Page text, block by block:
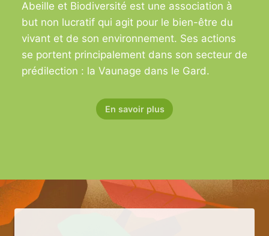
Abeille et Biodiversité est une association à
but non lucratif qui agit pour le bien-être du
vivant et de son environnement. Ses actions
se portent principalement dans son secteur de
prédilection : la Vaunage dans le Gard.
En savoir plus